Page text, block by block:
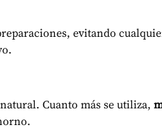
evitando
Cuanto más se utiliza,